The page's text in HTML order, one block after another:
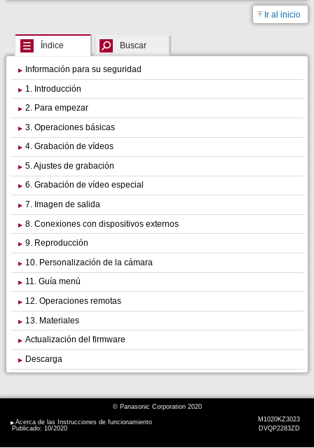
Ir al inicio
Índice Buscar
Información para su seguridad
1. Introducción
2. Para empezar
3. Operaciones básicas
4. Grabación de vídeos
5. Ajustes de grabación
6. Grabación de vídeo especial
7. Imagen de salida
8. Conexiones con dispositivos externos
9. Reproducción
10. Personalización de la cámara
11. Guía menú
12. Operaciones remotas
13. Materiales
Actualización del firmware
Descarga
© Panasonic Corporation 2020
Acerca de las Instrucciones de funcionamiento
Publicado: 10/2020
M1020KZ3023
DVQP2283ZD